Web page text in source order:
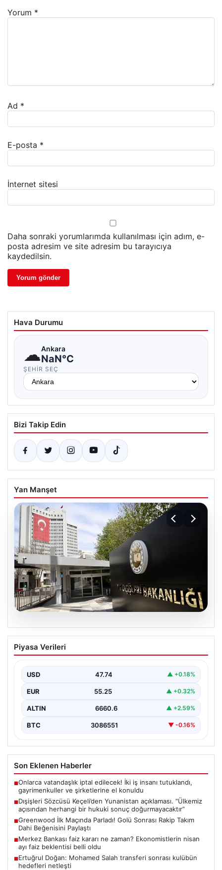
Yorum *
Ad *
E-posta *
İnternet sitesi
Daha sonraki yorumlarımda kullanılması için adım, e-
posta adresim ve site adresim bu tarayıcıya
kaydedilsin.
Hava Durumu
☁Ankara
NaN°C
ŞEHIR SEÇ
Bizi Takip Edin
Yan Manşet
Dışişleri Sözcüsü Keçeli’den
Yunanistan açıklaması. “Ülkemiz
doğurmayacaktır”
{“title”: “Dışişleri Sözcüsü Keçeli: Yunanistan’ın Turizm
Mekansal Çerçevesi Türkiye Açısından Hukuki Sonuç
Piyasa Verileri
USD 47.74 ▲ +0.18%
EUR 55.25 ▲ +0.32%
ALTIN 6660.6 ▲ +2.59%
BTC 3086551 ▼ -0.16%
Son Eklenen Haberler
■Onlarca vatandaşlık iptal edilecek! İki iş insanı tutuklandı,
gayrimenkuller ve şirketlerine el konuldu
■Dışişleri Sözcüsü Keçeli’den Yunanistan açıklaması. “Ülkemiz
açısından herhangi bir hukuki sonuç doğurmayacaktır”
■Greenwood İlk Maçında Parladı! Golü Sonrası Rakip Takım
Dahi Beğenisini Paylaştı
■Merkez Bankası faiz kararı ne zaman? Ekonomistlerin nisan
ayı faiz beklentisi belli oldu
■Ertuğrul Doğan: Mohamed Salah transferi sonrası kulübün
hedefleri netleşti